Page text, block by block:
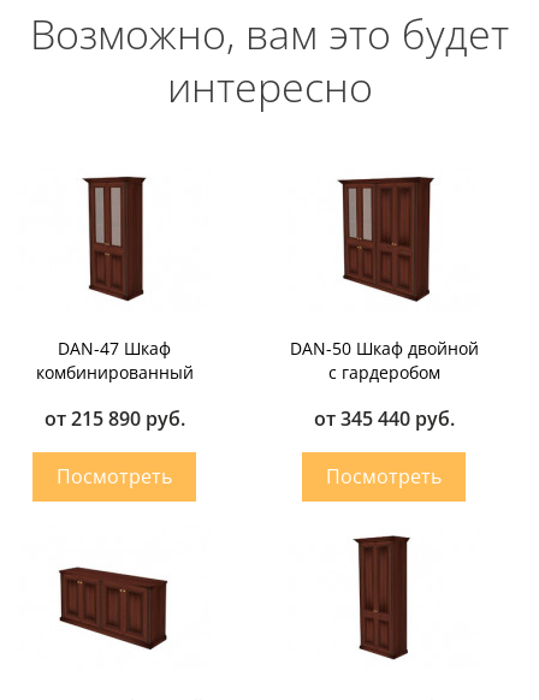
Возможно, вам это будет
интересно
DAN-47 Шкаф
комбинированный
от 215 890 руб.
DAN-50 Шкаф двойной
с гардеробом
от 345 440 руб.